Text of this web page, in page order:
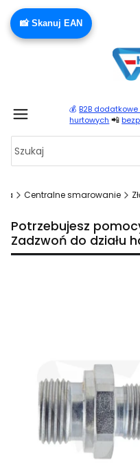
📸 Skanuj EAN
💰 B2B
hurtowych 📲
Centralne smarowanie
Potrzebujesz
Zadzwoń do działu